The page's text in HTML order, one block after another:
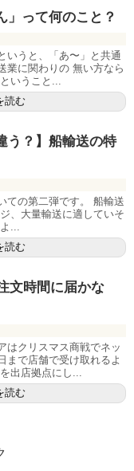
」って何のこと？
いうと、「あ〜」と共通
業に関わりの 無い方なら
いうこと...
読む
う？】船輸送の特
ての第二弾です。 船輸送
、大量輸送に適していそ
...
読む
文時間に届かな
はクリスマス商戦でネッ
まで店舗で受け取れるよ
出店拠点にし...
読む